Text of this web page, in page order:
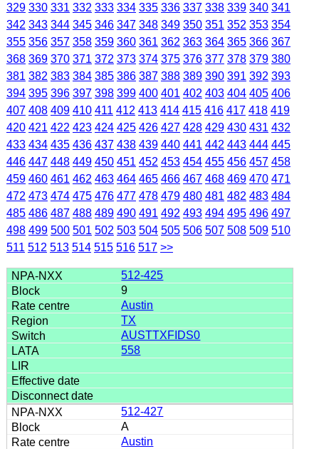
329 330 331 332 333 334 335 336 337 338 339 340 341
342 343 344 345 346 347 348 349 350 351 352 353 354
355 356 357 358 359 360 361 362 363 364 365 366 367
368 369 370 371 372 373 374 375 376 377 378 379 380
381 382 383 384 385 386 387 388 389 390 391 392 393
394 395 396 397 398 399 400 401 402 403 404 405 406
407 408 409 410 411 412 413 414 415 416 417 418 419
420 421 422 423 424 425 426 427 428 429 430 431 432
433 434 435 436 437 438 439 440 441 442 443 444 445
446 447 448 449 450 451 452 453 454 455 456 457 458
459 460 461 462 463 464 465 466 467 468 469 470 471
472 473 474 475 476 477 478 479 480 481 482 483 484
485 486 487 488 489 490 491 492 493 494 495 496 497
498 499 500 501 502 503 504 505 506 507 508 509 510
511 512 513 514 515 516 517 >>
512-425
9
Austin
TX
AUSTTXFIDS0
558
512-427
A
Austin